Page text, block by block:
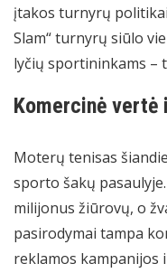
įtakos turnyrų
Slam“ turnyrų siūlo
lyčių sportininkams –
Komercinė vertė
Moterų tenisas
sporto šakų
milijonus žiūrovų, o
pasirodymai tampa
reklamos kampanijos